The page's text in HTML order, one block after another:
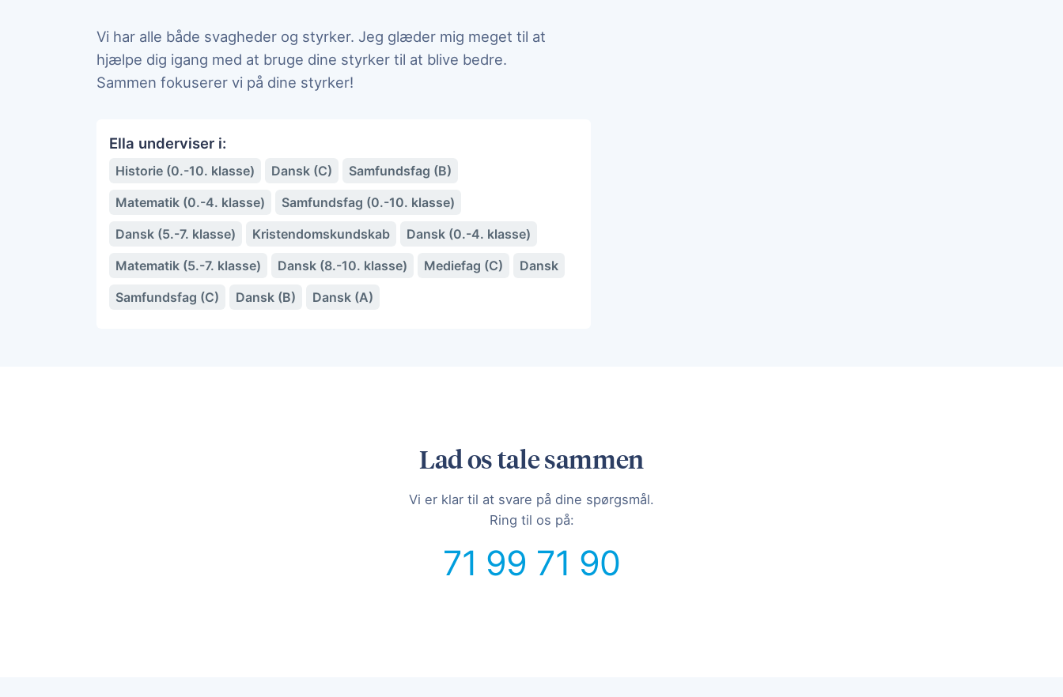
Vi har alle både svagheder og styrker. Jeg glæder mig meget til at
hjælpe dig igang med at bruge dine styrker til at blive bedre.
Sammen fokuserer vi på dine styrker!
Ella underviser i:
Historie (0.-10. klasse) Dansk (C)
Samfundsfag (B)
Matematik (0.-4. klasse)
Samfundsfag (0.-10. klasse)
Dansk (5.-7. klasse)
Kristendomskundskab
Dansk (0.-4. klasse)
Matematik (5.-7. klasse)
Dansk (8.-10. klasse) Mediefag (C)
Dansk
Samfundsfag (C)
Dansk (B) Dansk (A)
Lad os tale sammen
Vi er klar til at svare på dine spørgsmål.
Ring til os på:
71 99 71 90